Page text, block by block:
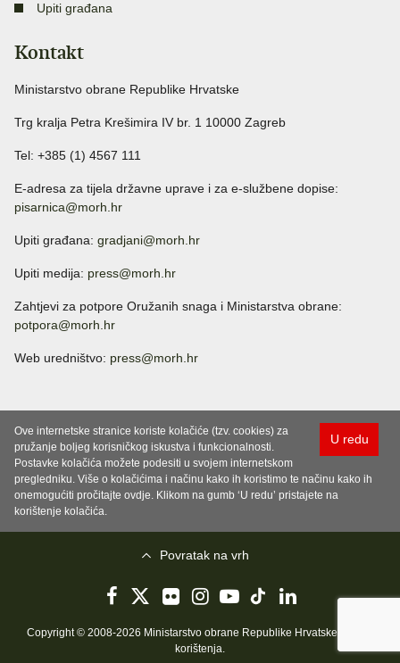
Upiti građana
Kontakt
Ministarstvo obrane Republike Hrvatske
Trg kralja Petra Krešimira IV br. 1 10000 Zagreb
Tel: +385 (1) 4567 111
E-adresa za tijela državne uprave i za e-službene dopise:
pisarnica@morh.hr
Upiti građana: gradjani@morh.hr
Upiti medija: press@morh.hr
Zahtjevi za potpore Oružanih snaga i Ministarstva obrane:
potpora@morh.hr
Web uredništvo: press@morh.hr
U redu
Ove internetske stranice koriste kolačiće (tzv. cookies) za
pružanje boljeg korisničkog iskustva i funkcionalnosti.
Postavke kolačića možete podesiti u svojem internetskom
pregledniku. Više o kolačićima i načinu kako ih koristimo te načinu kako ih
onemogućiti pročitajte ovdje. Klikom na gumb ‘U redu’ pristajete na
korištenje kolačića.
Povratak na vrh
Copyright © 2008-2026 Ministarstvo obrane Republike Hrvatske..
korištenja.